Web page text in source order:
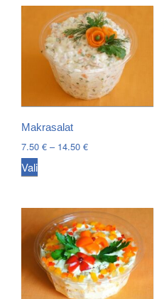
Makrasalat
7.50 € – 14.50 €Price
14.50 €
ValiThis
multiple
variants.
The
options
may